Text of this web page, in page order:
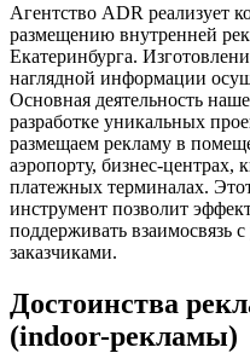
Агентство ADR реализует
размещению внутренней
Екатеринбурга.
наглядной информации
Основная деятельность
разработке уникальных
размещаем рекламу в
аэропорту, бизнес-центрах,
платежных терминалах.
инструмент позволит
поддерживать взаимосвязь
заказчиками.
Достоинства
(indoor-рекламы)